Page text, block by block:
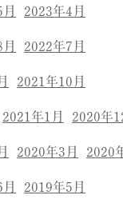
2023年4月
2022年7月
2021年10月
2021年1月 2020年
2020年3月 2020
2019年5月